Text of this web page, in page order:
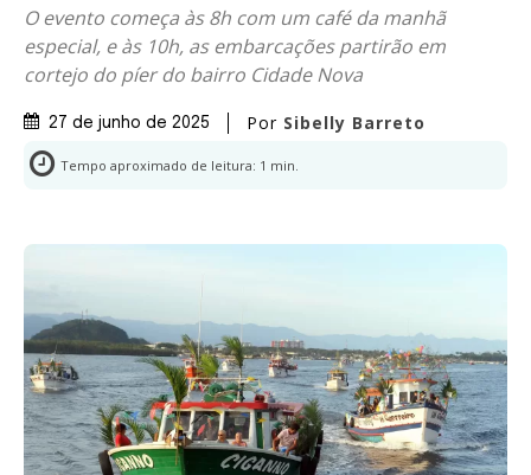
O evento começa às 8h com um café da manhã
especial, e às 10h, as embarcações partirão em
cortejo do píer do bairro Cidade Nova
27 de junho de 2025 Por Sibelly Barreto
Tempo aproximado de leitura: 1 min.